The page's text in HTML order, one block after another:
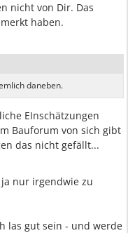
nicht von Dir. Das
haben.
daneben.
EInschätzungen
Bauforum von sich gibt
das nicht gefällt...
nur irgendwie zu
las gut sein - und werde